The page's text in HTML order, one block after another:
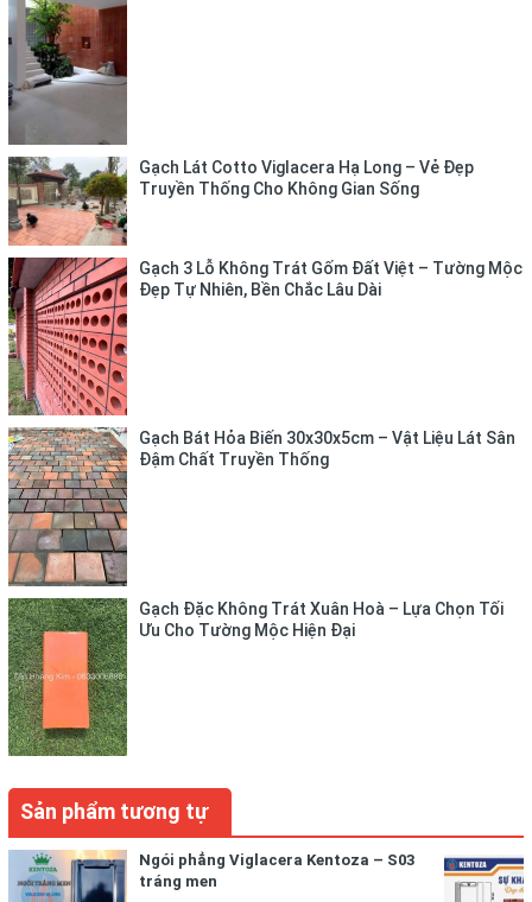
- 086 545 8668 (có zalo/viber)
Gạch Lát Cotto Viglacera Hạ Long – Vẻ Đẹp
Truyền Thống Cho Không Gian Sống
Gạch 3 Lỗ Không Trát Gốm Đất Việt – Tường Mộc
Đẹp Tự Nhiên, Bền Chắc Lâu Dài
Gạch Bát Hỏa Biến 30x30x5cm – Vật Liệu Lát Sân
Đậm Chất Truyền Thống
Gạch Đặc Không Trát Xuân Hoà – Lựa Chọn Tối
Ưu Cho Tường Mộc Hiện Đại
Sản phẩm tương tự
Ngói phẳng Viglacera Kentoza – S03
tráng men